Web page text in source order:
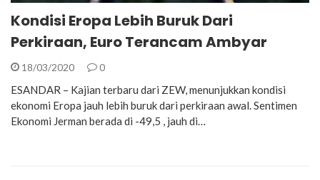
Kondisi Eropa Lebih Buruk Dari
Perkiraan, Euro Terancam Ambyar
18/03/2020 0
ESANDAR – Kajian terbaru dari ZEW, menunjukkan kondisi
ekonomi Eropa jauh lebih buruk dari perkiraan awal. Sentimen
Ekonomi Jerman berada di -49,5 , jauh di…